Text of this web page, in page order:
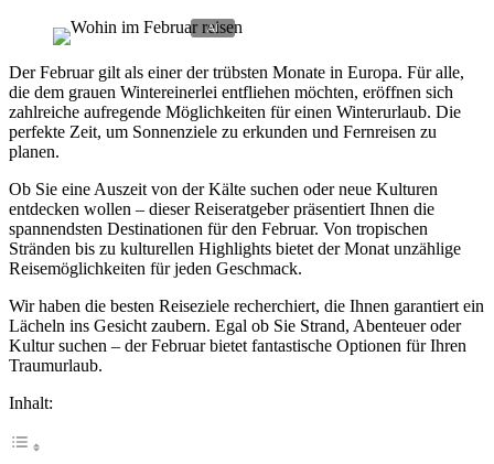
Der Februar gilt als einer der trübsten Monate in Europa. Für alle,
die dem grauen Wintereinerlei entfliehen möchten, eröffnen sich
zahlreiche aufregende Möglichkeiten für einen Winterurlaub. Die
perfekte Zeit, um Sonnenziele zu erkunden und Fernreisen zu
planen.
Ob Sie eine Auszeit von der Kälte suchen oder neue Kulturen
entdecken wollen – dieser Reiseratgeber präsentiert Ihnen die
spannendsten Destinationen für den Februar. Von tropischen
Stränden bis zu kulturellen Highlights bietet der Monat unzählige
Reisemöglichkeiten für jeden Geschmack.
Wir haben die besten Reiseziele recherchiert, die Ihnen garantiert ein
Lächeln ins Gesicht zaubern. Egal ob Sie Strand, Abenteuer oder
Kultur suchen – der Februar bietet fantastische Optionen für Ihren
Traumurlaub.
Inhalt: